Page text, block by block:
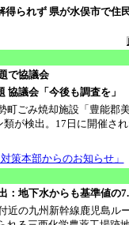
得られず 県が水俣市で住
で協議会
協議会「今後も調査を」
ごみ焼却施設「豊能郡
類が検出。17日に開催さ
策本部からのお知らせ」
：地下水からも基準値の
近の九州新幹線鹿児島ル